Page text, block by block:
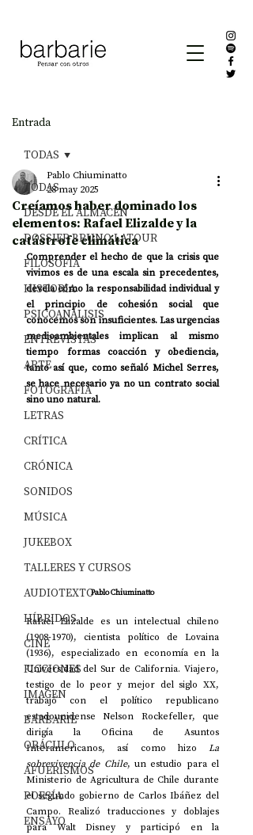
Entrada
TODAS
DESDE EL ALMACÉN
DOSSIER BRUNO LATOUR
FILOSOFÍA
HISTORIA
PSICOANÁLISIS
ENTREVISTAS
ARTE
FOTOGRAFÍA
LETRAS
CRÍTICA
CRÓNICA
SONIDOS
MÚSICA
JUKEBOX
TALLERES Y CURSOS
AUDIOTEXTO
HÍBRIDOS
CINE
FICCIONES
IMAGEN
BARBARIE
ORÁCULO
AFUERISMOS
POESÍA
ENSAYO
TODAS
Creíamos haber dominado los
elementos: Rafael Elizalde y la
catástrofe climática
Pablo Chiuminatto
28 may 2025
Comprender el hecho de que la crisis que
vivimos es de una escala sin precedentes,
devela cómo la responsabilidad individual y
el principio de cohesión social que
conocemos son insuficientes. Las urgencias
medioambientales implican al mismo
tiempo formas coacción y obediencia,
tanto así que, como señaló Michel Serres,
se hace necesario ya no un contrato social
sino uno natural.
Pablo Chiuminatto
Rafael Elizalde es un intelectual chileno
(1908-1970), cientista político de Lovaina
(1936), especializado en economía en la
Universidad del Sur de California. Viajero,
testigo de lo peor y mejor del siglo XX,
trabajó con el político republicano
estadounidense Nelson Rockefeller, que
dirigía la Oficina de Asuntos
Interamericanos, así como hizo La
sobrevivencia de Chile, un estudio para el
Ministerio de Agricultura de Chile durante
el segundo gobierno de Carlos Ibáñez del
Campo. Realizó traducciones y doblajes
para Walt Disney y participó en la